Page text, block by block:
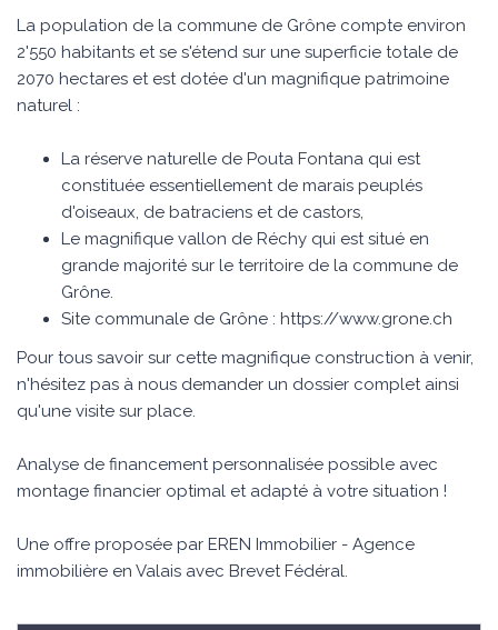
La population de la commune de Grône compte environ
2'550 habitants et se s'étend sur une superficie totale de
2070 hectares et est dotée d'un magnifique patrimoine
naturel :
La réserve naturelle de Pouta Fontana qui est
constituée essentiellement de marais peuplés
d'oiseaux, de batraciens et de castors,
Le magnifique vallon de Réchy qui est situé en
grande majorité sur le territoire de la commune de
Grône.
Site communale de Grône : https://www.grone.ch
Pour tous savoir sur cette magnifique construction à venir,
n'hésitez pas à nous demander un dossier complet ainsi
qu'une visite sur place.
Analyse de financement personnalisée possible avec
montage financier optimal et adapté à votre situation !
Une offre proposée par EREN Immobilier - Agence
immobilière en Valais avec Brevet Fédéral.